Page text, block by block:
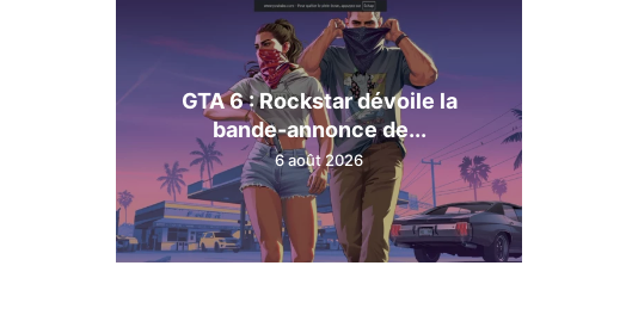
GTA 6 : Rockstar dévoile la
bande-annonce de...
6 août 2026